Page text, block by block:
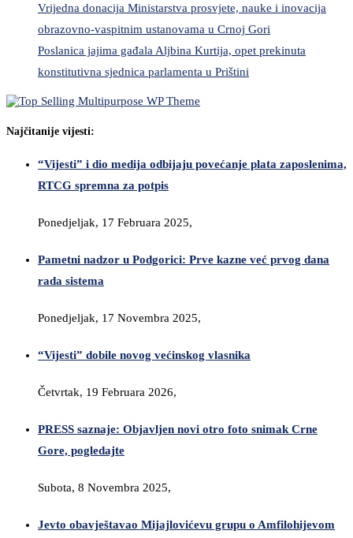
Vrijedna donacija Ministarstva prosvjete, nauke i inovacija
obrazovno-vaspitnim ustanovama u Crnoj Gori
Poslanica jajima gađala Aljbina Kurtija, opet prekinuta
konstitutivna sjednica parlamenta u Prištini
Najčitanije vijesti:
“Vijesti” i dio medija odbijaju povećanje plata zaposlenima,
RTCG spremna za potpis
Ponedjeljak, 17 Februara 2025,
Pametni nadzor u Podgorici: Prve kazne već prvog dana
rada sistema
Ponedjeljak, 17 Novembra 2025,
“Vijesti” dobile novog većinskog vlasnika
Četvrtak, 19 Februara 2026,
PRESS saznaje: Objavljen novi otro foto snimak Crne
Gore, pogledajte
Subota, 8 Novembra 2025,
Jevto obavještavao Mijajlovićevu grupu o Amfilohijevom